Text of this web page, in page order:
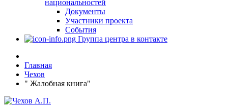
национальностей
Документы
Участники проекта
События
Группа центра в контакте
Главная
Чехов
" Жалобная книга"